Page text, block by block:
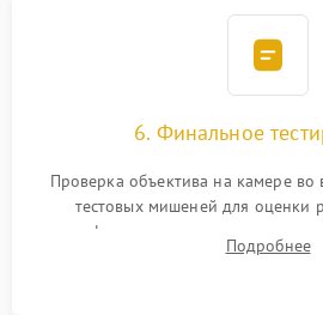
6. Финальное
Проверка объектива на камере во
тестовых мишеней для оценки
автофокуса и отсутствия
диафрагмы на закрытыхПодробнее